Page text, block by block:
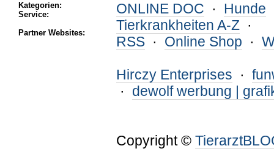
Kategorien:
Service:
Partner Websites:
ONLINE DOC · Hunde
Tierkrankheiten A-Z ·
RSS · Online Shop ·
Hirczy Enterprises ·
· dewolf werbung |
Copyright ©